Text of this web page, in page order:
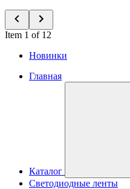
Item 1 of 12
Новинки
Главная
Каталог
Светодиодные ленты